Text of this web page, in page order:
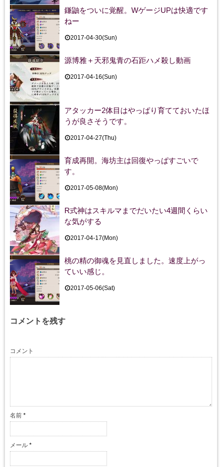
鎌鼬をついに覚醒。WゲージUPは快適です
ねー
2017-04-30(Sun)
源博雅＋天邪鬼青の石距ハメ殺し動画
2017-04-16(Sun)
アタッカー2体目はやっぱり育てておいたほ
うが良さそうです。
2017-04-27(Thu)
育成再開。海坊主は回復やっぱすごいで
す。
2017-05-08(Mon)
R式神はスキルマまでだいたい4週間くらい
な気がする
2017-04-17(Mon)
桃の精の御魂を見直しました。速度上がっ
ていい感じ。
2017-05-06(Sat)
コメントを残す
コメント
名前 *
メール *